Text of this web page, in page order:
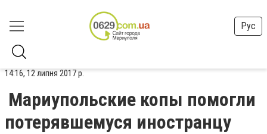
Рус
14:16, 12 липня 2017 р.
Мариупольские копы помогли
потерявшемуся иностранцу